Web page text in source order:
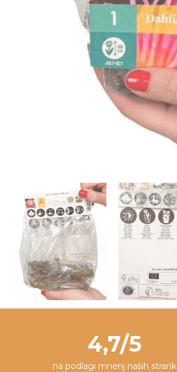
4,7/5
na podlagi mnenj naših strank